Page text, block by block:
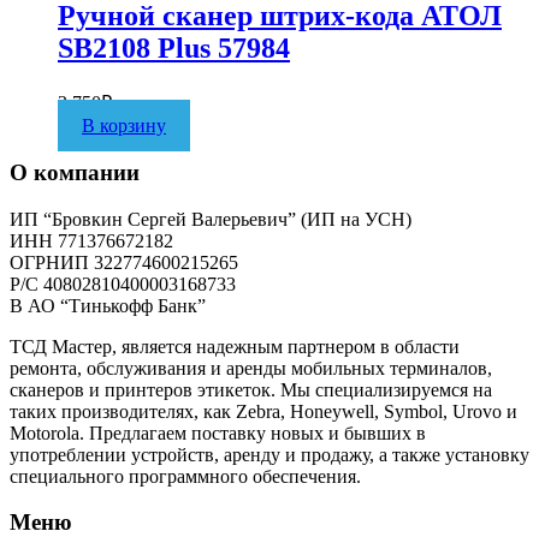
Ручной сканер штрих-кода АТОЛ
SB2108 Plus 57984
3 750₽
В корзину
О компании
ИП “Бровкин Сергей Валерьевич” (ИП на УСН)
ИНН 771376672182
ОГРНИП 322774600215265
P/C 40802810400003168733
В АО “Тинькофф Банк”
ТСД Мастер, является надежным партнером в области
ремонта, обслуживания и аренды мобильных терминалов,
сканеров и принтеров этикеток. Мы специализируемся на
таких производителях, как Zebra, Honeywell, Symbol, Urovo и
Motorola. Предлагаем поставку новых и бывших в
употреблении устройств, аренду и продажу, а также установку
специального программного обеспечения.
Меню